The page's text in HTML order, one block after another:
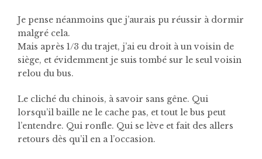
Je pense néanmoins que j’aurais pu réussir à dormir
malgré cela.
Mais après 1/3 du trajet, j’ai eu droit à un voisin de
siège, et évidemment je suis tombé sur le seul voisin
relou du bus.
Le cliché du chinois, à savoir sans gêne. Qui
lorsqu’il baille ne le cache pas, et tout le bus peut
l’entendre. Qui ronfle. Qui se lève et fait des allers
retours dès qu’il en a l’occasion.